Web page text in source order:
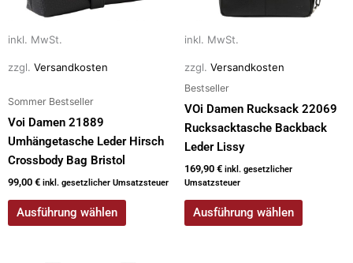
inkl. MwSt.
zzgl. Versandkosten
Sommer Bestseller
Voi Damen 21889
Umhängetasche Leder Hirsch
Crossbody Bag Bristol
99,00 € inkl. gesetzlicher Umsatzsteuer
Ausführung wählen
können
auf
Produktseite
werden
inkl. MwSt.
zzgl. Versandkosten
Bestseller
VOi Damen Rucksack 22069
Rucksacktasche Backback
Leder Lissy
169,90 € inkl. gesetzlicher
Umsatzsteuer
Ausführung wählen
können
auf
Produktseite
gewählt
werden